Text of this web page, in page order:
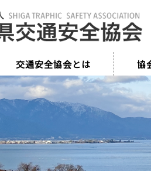
交通安全協会とは 協